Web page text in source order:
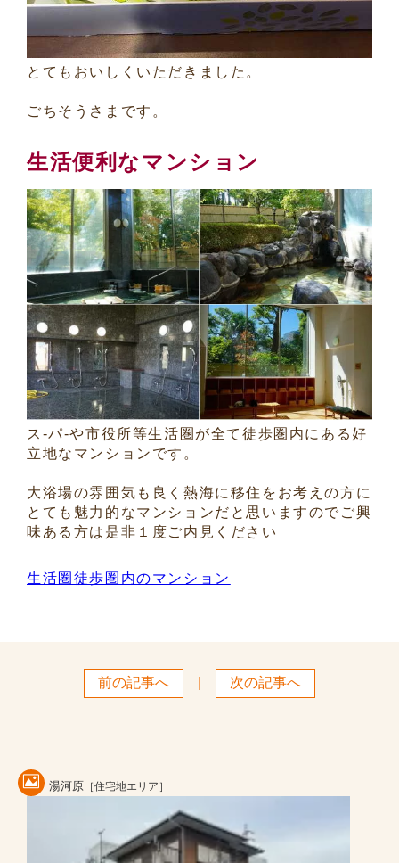
とてもおいしくいただきました。
ごちそうさまです。
生活便利なマンション
ス-パ-や市役所等生活圏が全て徒歩圏内にある好
立地なマンションです。
大浴場の雰囲気も良く熱海に移住をお考えの方に
とても魅力的なマンションだと思いますのでご興
味ある方は是非１度ご内見ください
生活圏徒歩圏内のマンション
前の記事へ 次の記事へ
湯河原 ［住宅地エリア］